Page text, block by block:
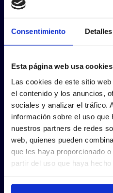
Consentimiento Detalles
Esta página web usa cookies
Las cookies de este sitio
el contenido y los anuncios,
sociales y analizar el tráfico.
información sobre el uso que
nuestros partners de redes
web, quienes pueden
que les haya proporcionado
partir del uso que haya